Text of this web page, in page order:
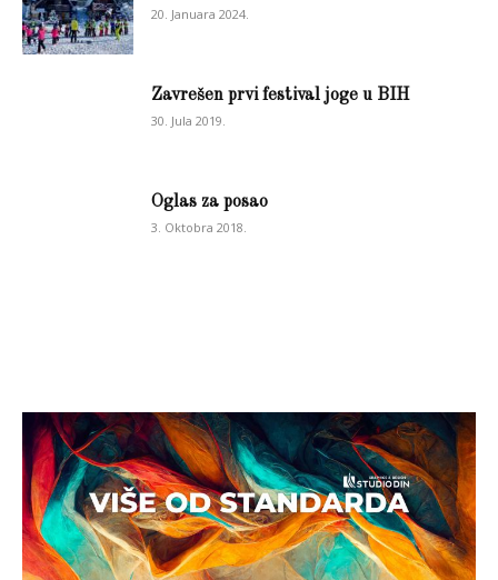
20. Januara 2024.
Zavrešen prvi festival joge u BIH
30. Jula 2019.
Oglas za posao
3. Oktobra 2018.